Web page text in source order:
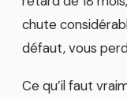
chute
défaut, vous
Ce qu’il faut